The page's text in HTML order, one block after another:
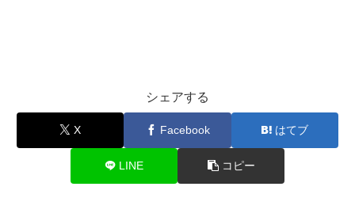
シェアする
X Facebook はてブ
LINE コピー